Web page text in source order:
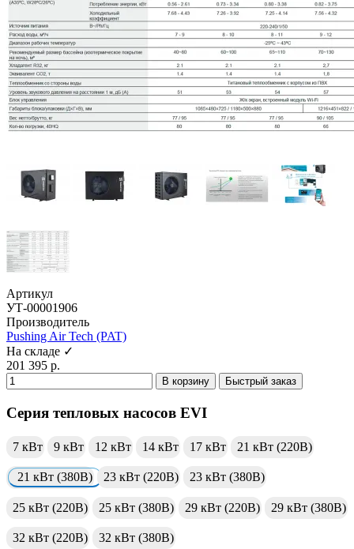
Артикул
УТ-00001906
Производитель
Pushing Air Tech (PAT)
На складе ✓
201 395 р.
В корзину Быстрый заказ
Серия тепловых насосов EVI
7 кВт 9 кВт 12 кВт 14 кВт 17 кВт 21 кВт (220В)
21 кВт (380В) 23 кВт (220В) 23 кВт (380В)
25 кВт (220В) 25 кВт (380В) 29 кВт (220В) 29 кВт (380В)
32 кВт (220В) 32 кВт (380В)